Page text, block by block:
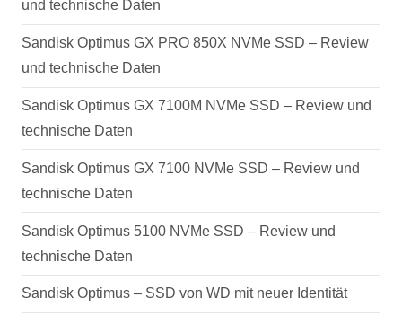
und technische Daten
Sandisk Optimus GX PRO 850X NVMe SSD – Review
und technische Daten
Sandisk Optimus GX 7100M NVMe SSD – Review und
technische Daten
Sandisk Optimus GX 7100 NVMe SSD – Review und
technische Daten
Sandisk Optimus 5100 NVMe SSD – Review und
technische Daten
Sandisk Optimus – SSD von WD mit neuer Identität